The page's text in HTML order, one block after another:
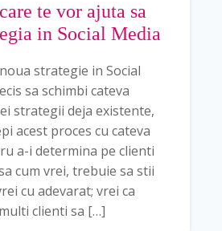
te vor ajuta sa
in Social Media
strategie in Social
sa schimbi cateva
strategii deja existente,
acest proces cu cateva
a-i determina pe clienti
cum vrei, trebuie sa stii
cu adevarat; vrei ca
clienti sa […]